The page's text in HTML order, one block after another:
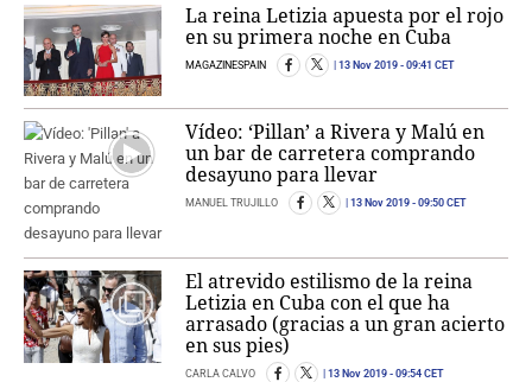
La reina Letizia apuesta por el rojo
en su primera noche en Cuba
MAGAZINESPAIN 13 Nov 2019 - 09:41 CET
Vídeo: ‘Pillan’ a Rivera y Malú en
un bar de carretera comprando
desayuno para llevar
MANUEL TRUJILLO 13 Nov 2019 - 09:50 CET
El atrevido estilismo de la reina
Letizia en Cuba con el que ha
arrasado (gracias a un gran acierto
en sus pies)
CARLA CALVO 13 Nov 2019 - 09:54 CET